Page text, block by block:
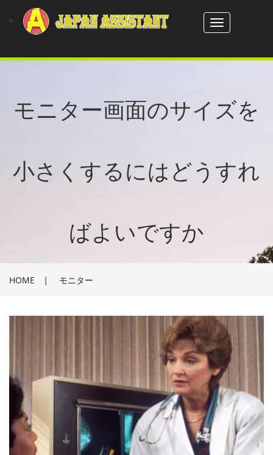
Toggle
navigation
モニター画面のサイズを
小さくするにはどうすれ
ばよいですか
HOME | モニター